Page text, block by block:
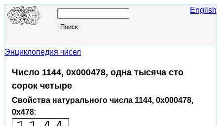
English
Энциклопедия чисел
Число 1144, 0x000478, одна тысяча сто
сорок четыре
Свойства натурального числа 1144, 0x000478,
0x478: